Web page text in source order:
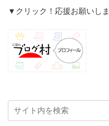
▼クリック！応援お願いし